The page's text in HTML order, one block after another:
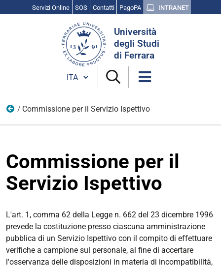
Servizi Online SOS Contatti PagoPA INTRANET
Università
degli Studi
di Ferrara
Cambia lingua
Commissioni e Comitati
Commissione per il Servizio Ispettivo
Commissione per il
Servizio Ispettivo
L'art. 1, comma 62 della Legge n. 662 del 23 dicembre 1996
prevede la costituzione presso ciascuna amministrazione
pubblica di un Servizio Ispettivo con il compito di effettuare
verifiche a campione sul personale, al fine di accertare
l'osservanza delle disposizioni in materia di incompatibilità,